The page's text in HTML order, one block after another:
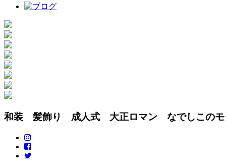
和装 髪飾り 成人式 大正ロマン なでしこのモ